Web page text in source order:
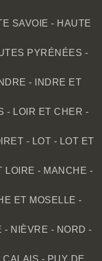
SAVOIE - HAUTE
PYRÉNÉES -
- INDRE ET
- LOIR ET CHER -
- LOT - LOT ET
LOIRE - MANCHE -
ET MOSELLE -
- NIÈVRE - NORD -